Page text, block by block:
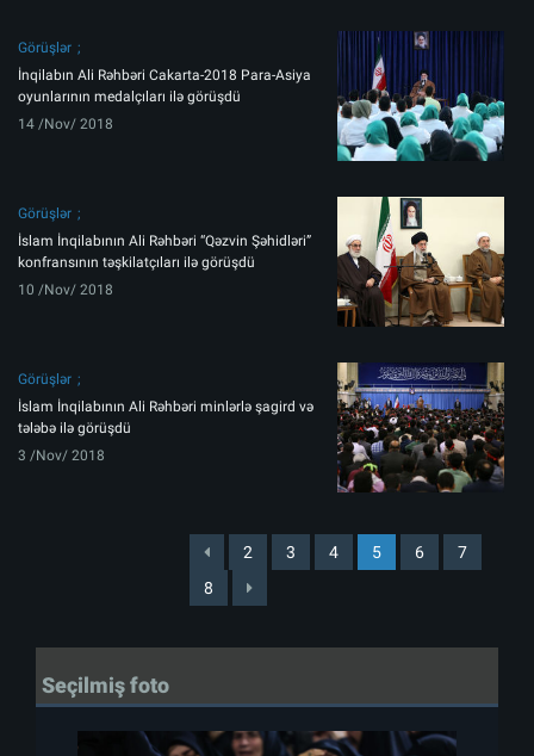
Görüşlər
İnqilabın Ali Rəhbəri Cakarta-2018 Para-Asiya
oyunlarının medalçıları ilə görüşdü
14 /Nov/ 2018
Görüşlər
İslam İnqilabının Ali Rəhbəri “Qəzvin Şəhidləri”
konfransının təşkilatçıları ilə görüşdü
10 /Nov/ 2018
Görüşlər
İslam İnqilabının Ali Rəhbəri minlərlə şagird və
tələbə ilə görüşdü
3 /Nov/ 2018
2 3 4 5 6
7
8
Seçilmiş foto